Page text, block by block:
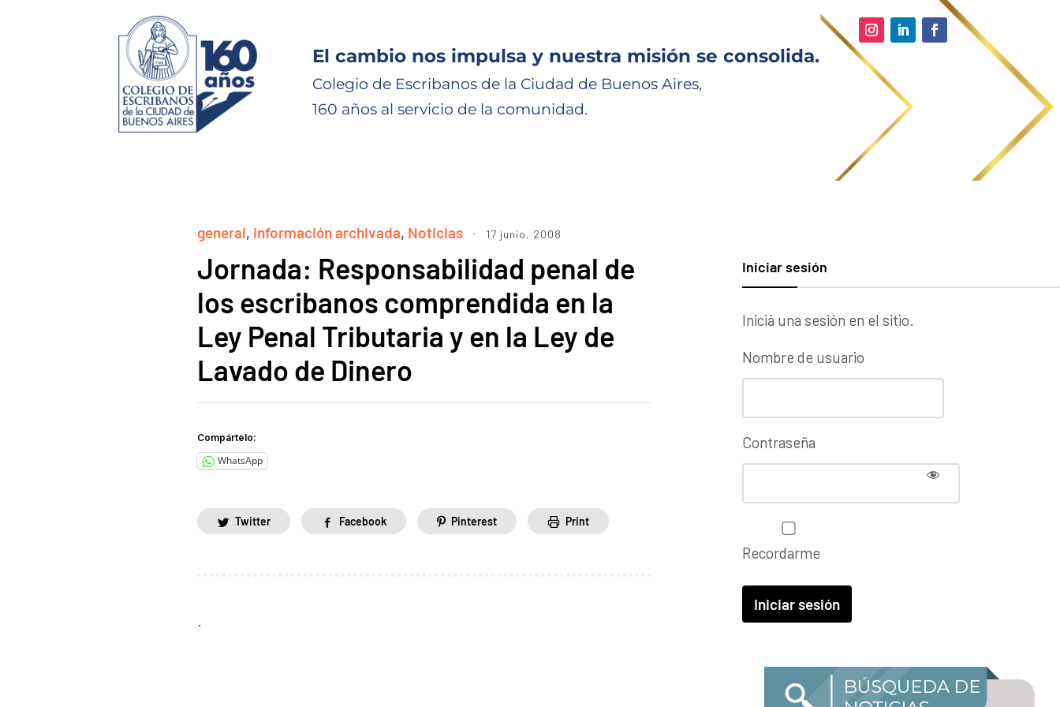
El cambio nos impulsa y nuestra misión se consolida.
Colegio de Escribanos de la Ciudad de Buenos Aires,
160 años al servicio de la comunidad.
general, información archivada, Noticias 17 junio, 2008
Jornada: Responsabilidad penal de
los escribanos comprendida en la
Ley Penal Tributaria y en la Ley de
Lavado de Dinero
Compártelo:
WhatsApp
Twitter Facebook Pinterest Print
.
Iniciar sesión
Iniciá una sesión en el sitio.
Nombre de usuario
Contraseña
Recordarme